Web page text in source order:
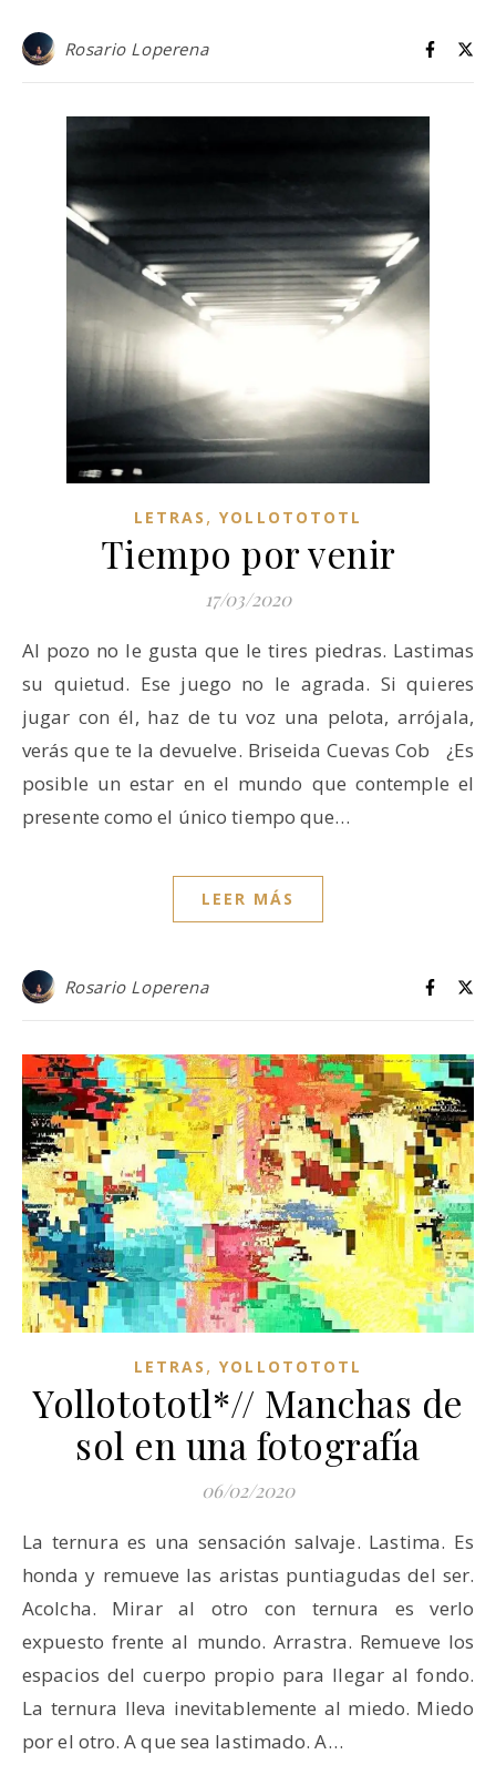
Rosario Loperena
LETRAS ,YOLLOTOTOTL
Tiempo por venir
17/03/2020
Al pozo no le gusta que le tires piedras. Lastimas
su quietud. Ese juego no le agrada. Si quieres
jugar con él, haz de tu voz una pelota, arrójala,
verás que te la devuelve. Briseida Cuevas Cob ¿Es
posible un estar en el mundo que contemple el
presente como el único tiempo que…
LEER MÁS
Rosario Loperena
LETRAS ,YOLLOTOTOTL
Yollotototl*// Manchas de
sol en una fotografía
06/02/2020
La ternura es una sensación salvaje. Lastima. Es
honda y remueve las aristas puntiagudas del ser.
Acolcha. Mirar al otro con ternura es verlo
expuesto frente al mundo. Arrastra. Remueve los
espacios del cuerpo propio para llegar al fondo.
La ternura lleva inevitablemente al miedo. Miedo
por el otro. A que sea lastimado. A…